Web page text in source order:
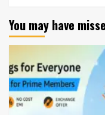
You may have